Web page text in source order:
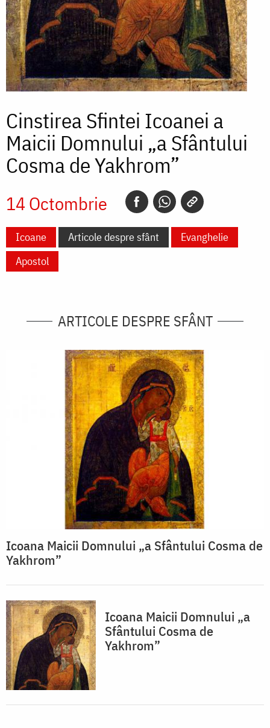
Cinstirea Sfintei Icoanei a
Maicii Domnului „a Sfântului
Cosma de Yakhrom”
14 Octombrie
Icoane Articole despre sfânt
Evanghelie
Apostol
ARTICOLE DESPRE SFÂNT
Icoana Maicii Domnului „a Sfântului Cosma de
Yakhrom”
Icoana Maicii Domnului „a
Sfântului Cosma de
Yakhrom”